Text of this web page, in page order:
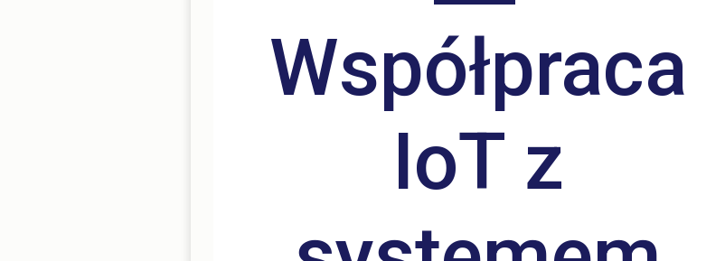
Współpraca
IoT z